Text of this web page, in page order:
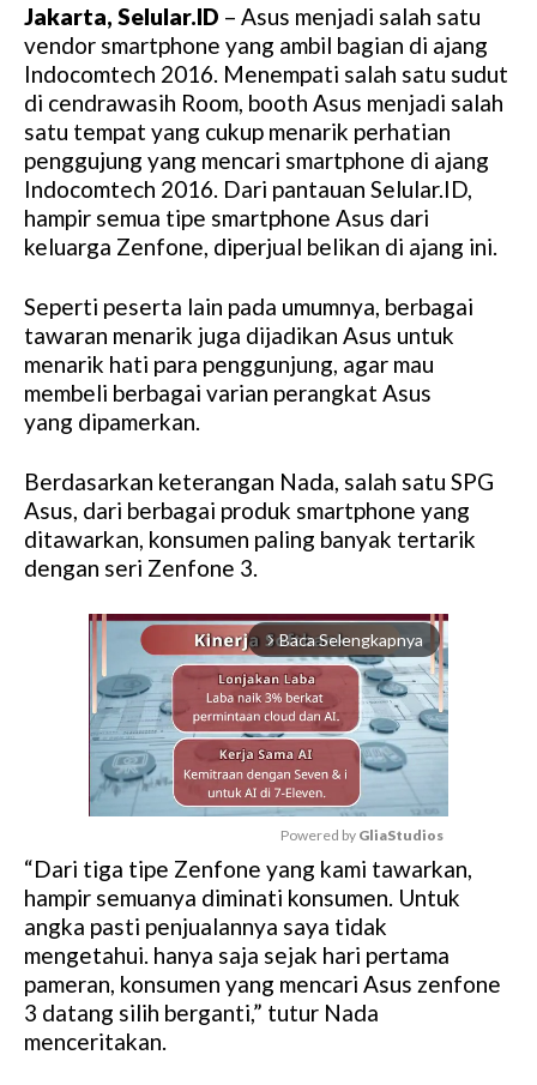
Jakarta, Selular.ID – Asus menjadi salah satu
vendor smartphone yang ambil bagian di ajang
Indocomtech 2016. Menempati salah satu sudut
di cendrawasih Room, booth Asus menjadi salah
satu tempat yang cukup menarik perhatian
penggujung yang mencari smartphone di ajang
Indocomtech 2016. Dari pantauan Selular.ID,
hampir semua tipe smartphone Asus dari
keluarga Zenfone, diperjual belikan di ajang ini.
Seperti peserta lain pada umumnya, berbagai
tawaran menarik juga dijadikan Asus untuk
menarik hati para penggunjung, agar mau
membeli berbagai varian perangkat Asus
yang dipamerkan.
Berdasarkan keterangan Nada, salah satu SPG
Asus, dari berbagai produk smartphone yang
ditawarkan, konsumen paling banyak tertarik
dengan seri Zenfone 3.
arrow_forward_ios Baca Selengkapnya
M
u
t
e
Powered by GliaStudios
“Dari tiga tipe Zenfone yang kami tawarkan,
hampir semuanya diminati konsumen. Untuk
angka pasti penjualannya saya tidak
mengetahui. hanya saja sejak hari pertama
pameran, konsumen yang mencari Asus zenfone
3 datang silih berganti,” tutur Nada
menceritakan.